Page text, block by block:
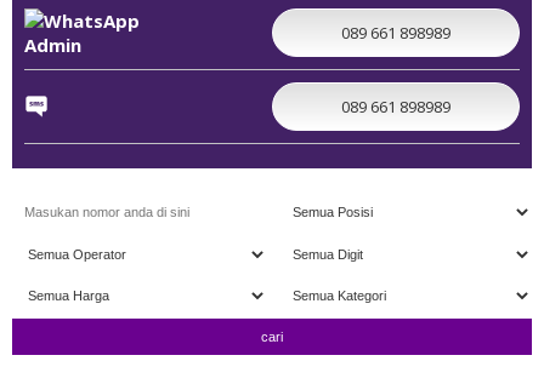
Admin 089 661 898989
089 661 898989